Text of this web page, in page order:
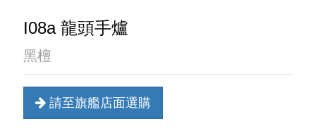
I08a 龍頭手爐
黑檀
請至旗艦店面選購